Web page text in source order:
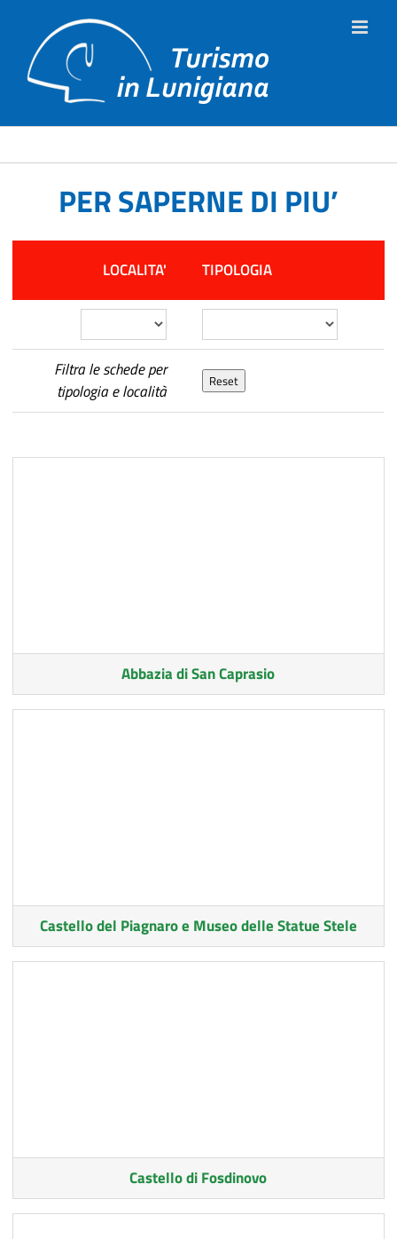
contenuto
PER SAPERNE DI PIU’
LOCALITA' TIPOLOGIA
Filtra le schede per
tipologia e località
Abbazia di San Caprasio
Castello del Piagnaro e Museo delle Statue Stele
Castello di Fosdinovo